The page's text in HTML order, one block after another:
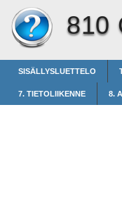
810
SISÄLLYSLUETTELO
7. TIETOLIIKENNE 8.